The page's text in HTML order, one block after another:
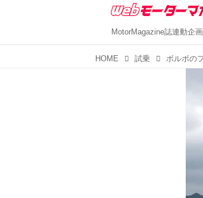
MotorMagazine誌連動企画
HOME 試乗